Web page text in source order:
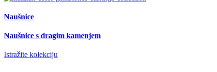
Naušnice
Naušnice s dragim kamenjem
Istražite kolekciju